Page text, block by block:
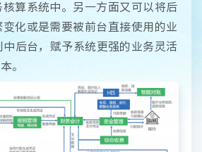
算系统中。另一方面又可以将后
化或是需要被前台直接使用的业
后台，赋予系统更强的业务灵活
。